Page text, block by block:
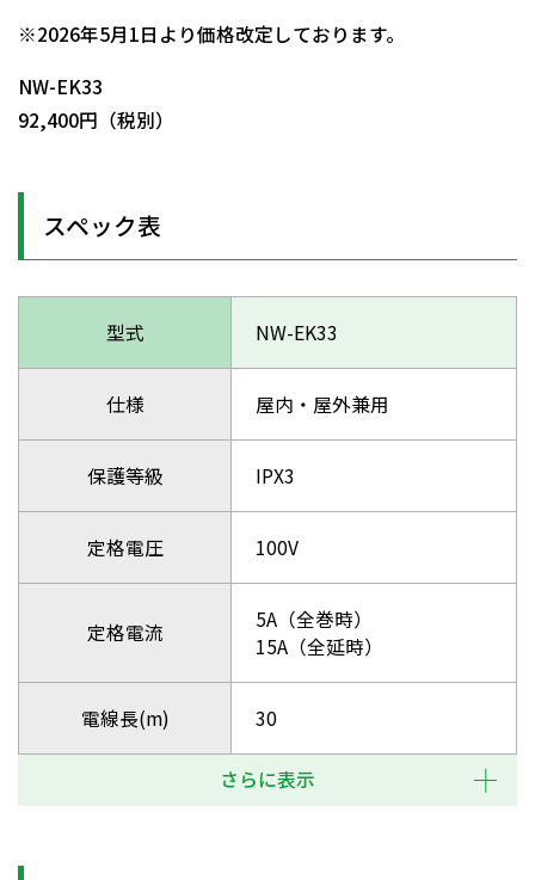
※2026年5月1日より価格改定しております。
NW-EK33
92,400円（税別）
スペック表
型式 NW-EK33
仕様 屋内・屋外兼用
保護等級 IPX3
定格電圧 100V
定格電流
5A（全巻時）
15A（全延時）
電線長(m) 30
さらに表示